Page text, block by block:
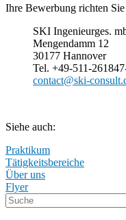
Ihre Bewerbung richten
SKI Ingenieurges.
Mengendamm 12
30177 Hannover
Tel. +49-511-
contact@ski-
Siehe auch:
Praktikum
Tätigkeitsbereiche
Über uns
Flyer